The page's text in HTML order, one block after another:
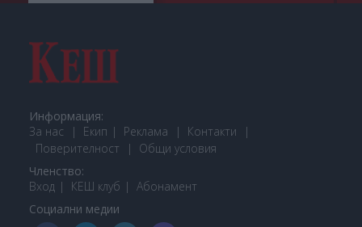
Информация:
За нас
Екип Реклама
Контакти
Поверителност
Общи условия
Членство:
Вход
КЕШ клуб Абонамент
Социални медии